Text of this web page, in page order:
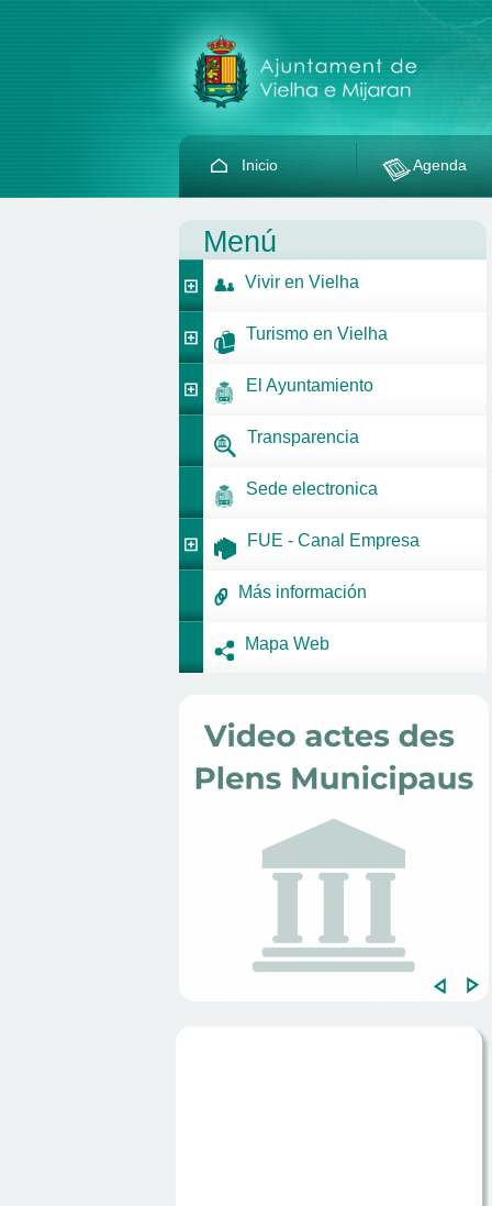
Inicio Agenda
Menú
Vivir en Vielha
Turismo en Vielha
El Ayuntamiento
Transparencia
Sede electronica
FUE - Canal Empresa
Más información
Mapa Web